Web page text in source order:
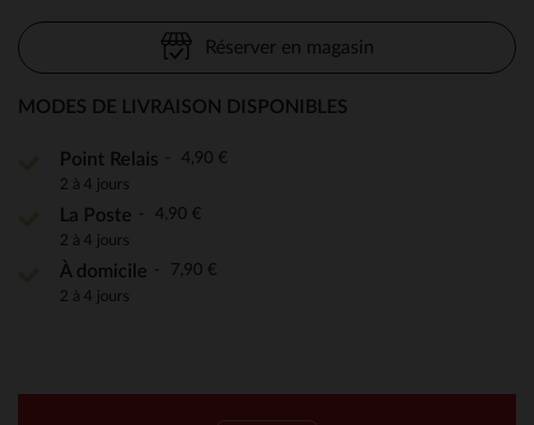
Réserver en magasin
MODES DE LIVRAISON DISPONIBLES
Point Relais 4,90 €
2 à 4 jours
La Poste 4,90 €
2 à 4 jours
À domicile 7,90 €
2 à 4 jours